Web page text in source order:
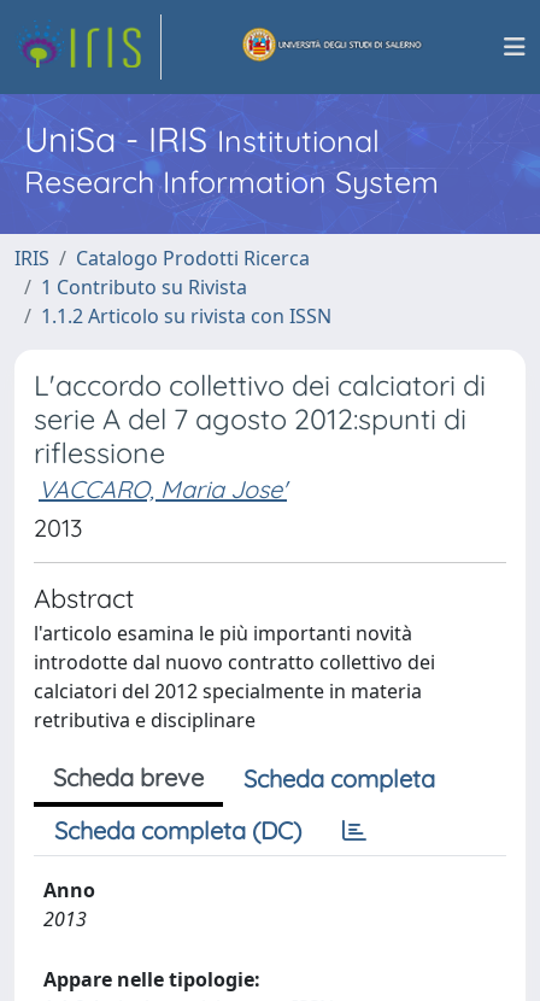
UniSa - IRISInstitutional
Research Information System
IRIS
Catalogo Prodotti Ricerca
1 Contributo su Rivista
1.1.2 Articolo su rivista con ISSN
L'accordo collettivo dei calciatori di
serie A del 7 agosto 2012:spunti di
riflessione
VACCARO, Maria Jose'
2013
Abstract
l'articolo esamina le più importanti novità
introdotte dal nuovo contratto collettivo dei
calciatori del 2012 specialmente in materia
retributiva e disciplinare
Scheda breve
Scheda completa
Scheda completa (DC)
Anno
2013
Appare nelle tipologie: